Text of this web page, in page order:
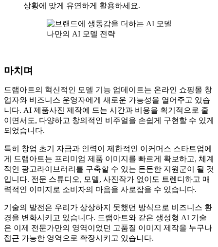
상황에 맞게 유연하게 활용하세요.
나만의 AI 모델 전략
마치며
드랩아트의 혁신적인 모델 기능 업데이트는 온라인 쇼핑몰 창
업자와 비즈니스 운영자에게 새로운 가능성을 열어주고 있습
니다. AI 제품사진 제작에 드는 시간과 비용을 획기적으로 줄
이면서도, 다양하고 창의적인 비주얼을 손쉽게 구현할 수 있게
되었습니다.
특히 창업 초기 자금과 인력이 제한적인 이커머스 스타트업에
게 드랩아트는 프리미엄 제품 이미지를 빠르게 확보하고, 체계
적인 광고라이브러리를 구축할 수 있는 든든한 지원군이 될 것
입니다. 전문 스튜디오, 모델, 사진작가 없이도 트렌디하고 매
력적인 이미지로 소비자의 마음을 사로잡을 수 있습니다.
기술의 발전은 우리가 상상하지 못했던 방식으로 비즈니스 환
경을 변화시키고 있습니다. 드랩아트와 같은 생성형 AI 기술
은 이제 전문가만의 영역이었던 고품질 이미지 제작을 누구나
접근 가능한 영역으로 확장시키고 있습니다.